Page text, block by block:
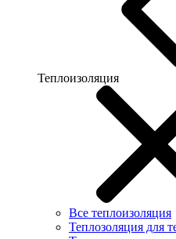
Теплоизоляция
Все теплоизоляция
Теплозоляция для